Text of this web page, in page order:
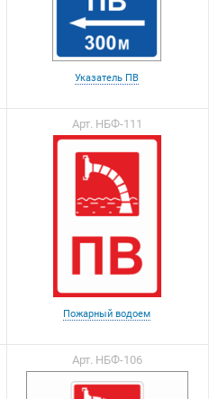
Указатель ПВ
Арт. НБФ-111
Пожарный водоем
Арт. НБФ-106